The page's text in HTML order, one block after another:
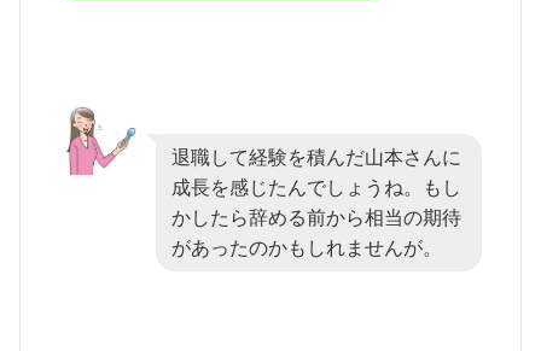
退職して経験を積んだ山本さんに
成長を感じたんでしょうね。もし
かしたら辞める前から相当の期待
があったのかもしれませんが。